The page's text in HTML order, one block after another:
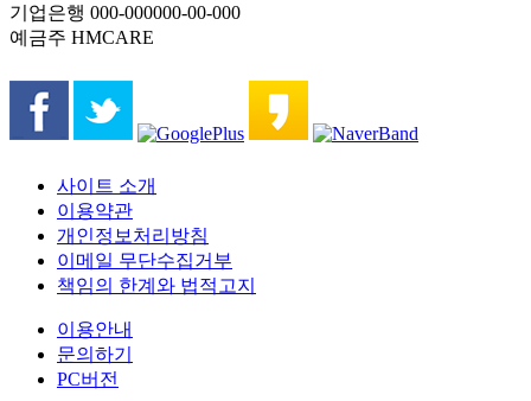
기업은행 000-000000-00-000
예금주 HMCARE
사이트 소개
이용약관
개인정보처리방침
이메일 무단수집거부
책임의 한계와 법적고지
이용안내
문의하기
PC버전